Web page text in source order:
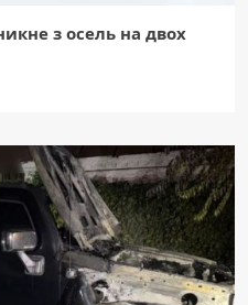
з осель на двох